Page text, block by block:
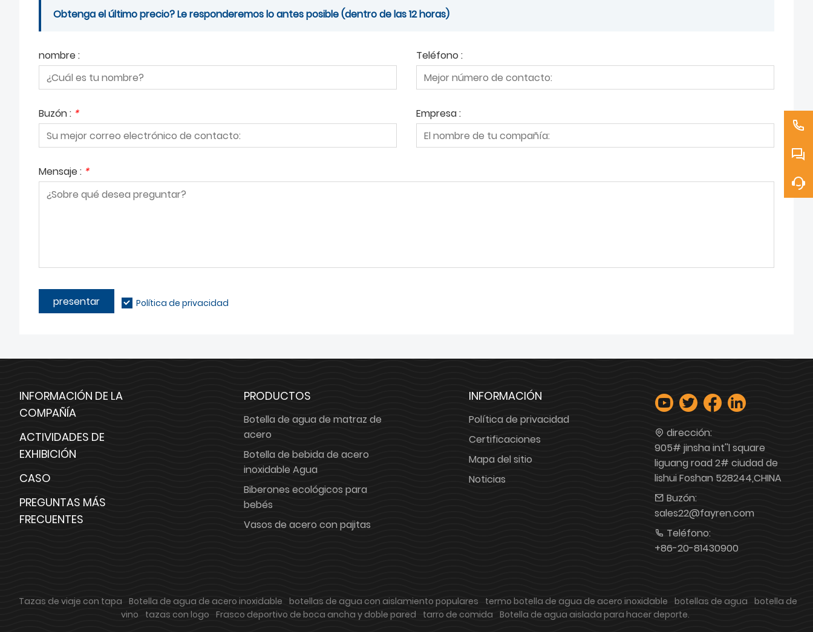
Obtenga el último precio? Le responderemos lo antes posible (dentro de las 12 horas)
nombre : Teléfono :
Buzón : * Empresa :
Mensaje : *
presentar Política de privacidad
INFORMACIÓN DE LA
COMPAÑÍA
ACTIVIDADES DE
EXHIBICIÓN
CASO
PREGUNTAS MÁS
FRECUENTES
PRODUCTOS
Botella de agua de matraz de
acero
Botella de bebida de acero
inoxidable Agua
Biberones ecológicos para
bebés
Vasos de acero con pajitas
INFORMACIÓN
Política de privacidad
Certificaciones
Mapa del sitio
Noticias
dirección:
905# jinsha int''l square
liguang road 2# ciudad de
lishui Foshan 528244,CHINA
Buzón:
sales22@fayren.com
Teléfono:
+86-20-81430900
Tazas de viaje con tapa Botella de agua de acero inoxidable botellas de agua con aislamiento populares termo botella de agua de acero inoxidable botellas de agua botella de
vino
tazas con logo Frasco deportivo de boca ancha y doble pared tarro de comida Botella de agua aislada para hacer deporte.